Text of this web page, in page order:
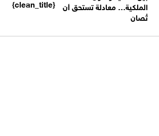
الملكية… معادلة تستحق أن
تُصان